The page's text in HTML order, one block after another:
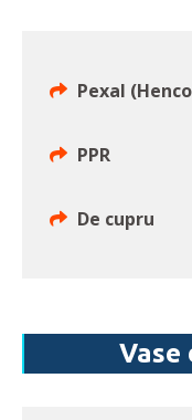
Pexal
PPR
De cupru
Vase